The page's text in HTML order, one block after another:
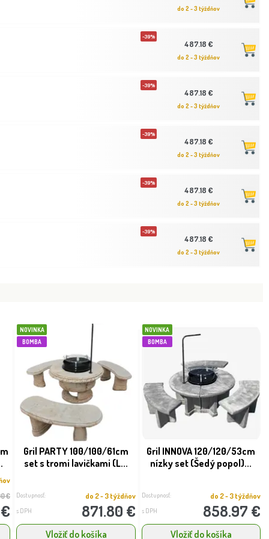
do 2 - 3 týždňov
-39%
487.18 €
do 2 - 3 týždňov
-39%
487.18 €
do 2 - 3 týždňov
-39%
487.18 €
do 2 - 3 týždňov
-39%
487.18 €
do 2 - 3 týždňov
-39%
487.18 €
do 2 - 3 týždňov
€
NOVINKA
BOMBA
Gril PARTY 100/100/61cm
set s tromi lavičkami (L...
Dostupnosť: do 2 - 3 týždňov
s DPH 871.80 €
Vložiť do košíka
NOVINKA
BOMBA
Gril INNOVA 120/120/53cm
nízky set (Šedý popol)...
Dostupnosť: do 2 - 3 týždňov
s DPH 858.97 €
Vložiť do košíka